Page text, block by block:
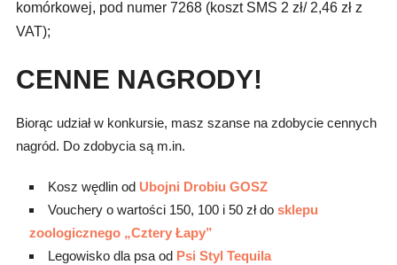
komórkowej, pod numer 7268 (koszt SMS 2 zł/ 2,46 zł z
VAT);
CENNE NAGRODY!
Biorąc udział w konkursie, masz szanse na zdobycie cennych
nagród. Do zdobycia są m.in.
Kosz wędlin od Ubojni Drobiu GOSZ
Vouchery o wartości 150, 100 i 50 zł do sklepu
zoologicznego „Cztery Łapy”
Legowisko dla psa od Psi Styl Tequila